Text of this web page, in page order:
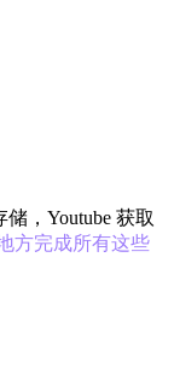
，Youtube 获取
方完成所有这些